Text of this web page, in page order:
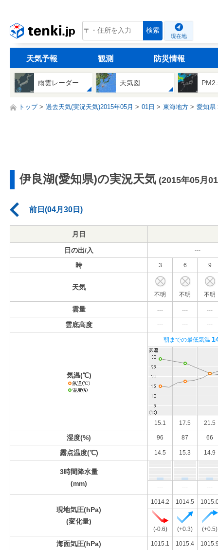
tenki.jp 検索
現在地
天気予報 観測 防災情報
雨雲レーダー 天気図
トップ 過去天気(実況天気)2015年05月 01日 東海地方 愛知県
伊良湖(愛知県)の実況天気 (2015年05月
前日(04月30日)
月日
日の出/入 ---
時 3 6 9
天気
不明 不明 不明
雲量 --- --- ---
雲底高度 --- --- ---
気温(℃)
朝までの最低気温
15.1 17.5 21.5
湿度(%) 96 87 66
露点温度(℃) 14.5 15.3 14.9
3時間降水量
(mm)
--- --- ---
現地気圧(hPa)
(変化量)
1014.2 1014.5
(-0.6) (+0.3) (+0.5)
海面気圧(hPa) 1015.1 1015.4